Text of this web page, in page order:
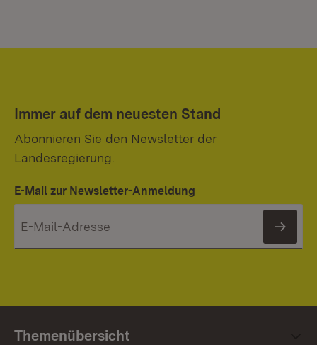
Immer auf dem neuesten Stand
Abonnieren Sie den Newsletter der
Landesregierung.
E-Mail zur Newsletter-Anmeldung
Themenübersicht